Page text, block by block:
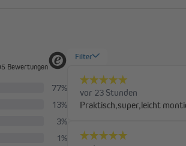
des Klemmfix
selbst ist etwa 3 cm schmaler.